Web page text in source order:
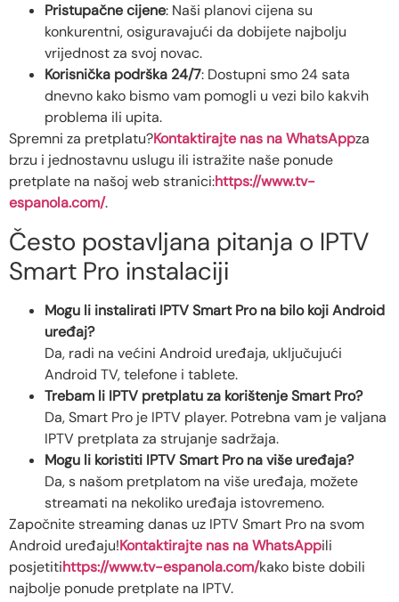
Pristupačne cijene: Naši planovi cijena su
konkurentni, osiguravajući da dobijete najbolju
vrijednost za svoj novac.
Korisnička podrška 24/7: Dostupni smo 24 sata
dnevno kako bismo vam pomogli u vezi bilo kakvih
problema ili upita.
Spremni za pretplatu?Kontaktirajte nas na WhatsAppza
brzu i jednostavnu uslugu ili istražite naše ponude
pretplate na našoj web stranici:https://www.tv-
espanola.com/.
Često postavljana pitanja o IPTV
Smart Pro instalaciji
Mogu li instalirati IPTV Smart Pro na bilo koji Android
uređaj?
Da, radi na većini Android uređaja, uključujući
Android TV, telefone i tablete.
Trebam li IPTV pretplatu za korištenje Smart Pro?
Da, Smart Pro je IPTV player. Potrebna vam je valjana
IPTV pretplata za strujanje sadržaja.
Mogu li koristiti IPTV Smart Pro na više uređaja?
Da, s našom pretplatom na više uređaja, možete
streamati na nekoliko uređaja istovremeno.
Započnite streaming danas uz IPTV Smart Pro na svom
Android uređaju!Kontaktirajte nas na WhatsAppili
posjetitihttps://www.tv-espanola.com/kako biste dobili
najbolje ponude pretplate na IPTV.